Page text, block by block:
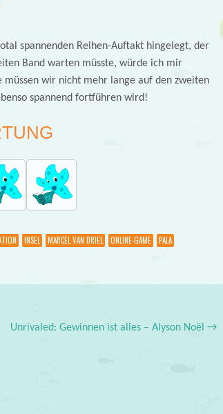
spannenden Reihen-Auftakt hingelegt, der
Band warten müsste, würde ich mir
wir nicht mehr lange auf den zweiten
spannend fortführen wird!
INSEL MARCEL VAN DRIEL ONLINE-GAME
PALA
Unrivaled: Gewinnen ist alles – Alyson Noël→